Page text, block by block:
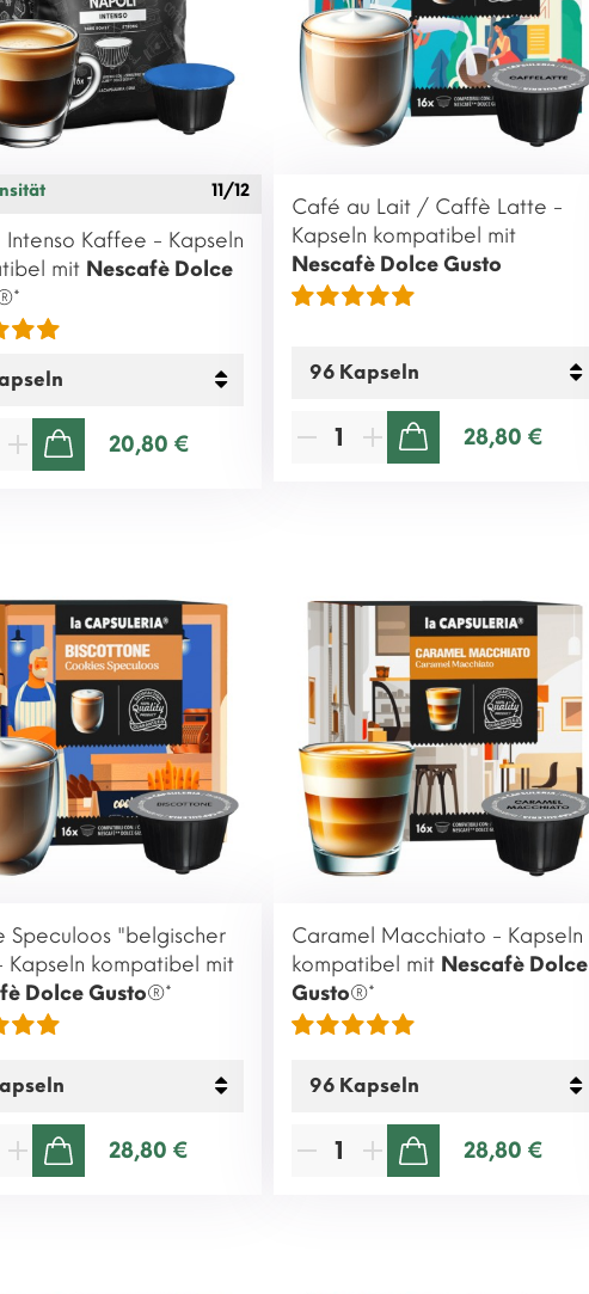
11/12
Kaffee - Kapseln
mit Nescafè Dolce
20,80 €
Café au Lait / Caffè Latte -
Kapseln kompatibel mit
Nescafè Dolce Gusto
28,80 €
Speculoos "belgischer
Kapseln kompatibel mit
Dolce Gusto®*
28,80 €
Caramel Macchiato - Kapseln
kompatibel mit Nescafè Dolce
Gusto®*
28,80 €